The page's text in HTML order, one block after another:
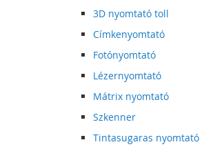
3D nyomtató toll
Címkenyomtató
Fotónyomtató
Lézernyomtató
Mátrix nyomtató
Szkenner
Tintasugaras nyomtató